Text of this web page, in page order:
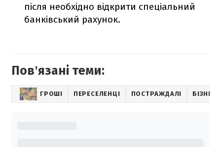
після необхідно відкрити спеціальний
банківський рахунок.
Повʼязані теми:
ГРОШІ ПЕРЕСЕЛЕНЦІ ПОСТРАЖДАЛІ БІЗНЕС